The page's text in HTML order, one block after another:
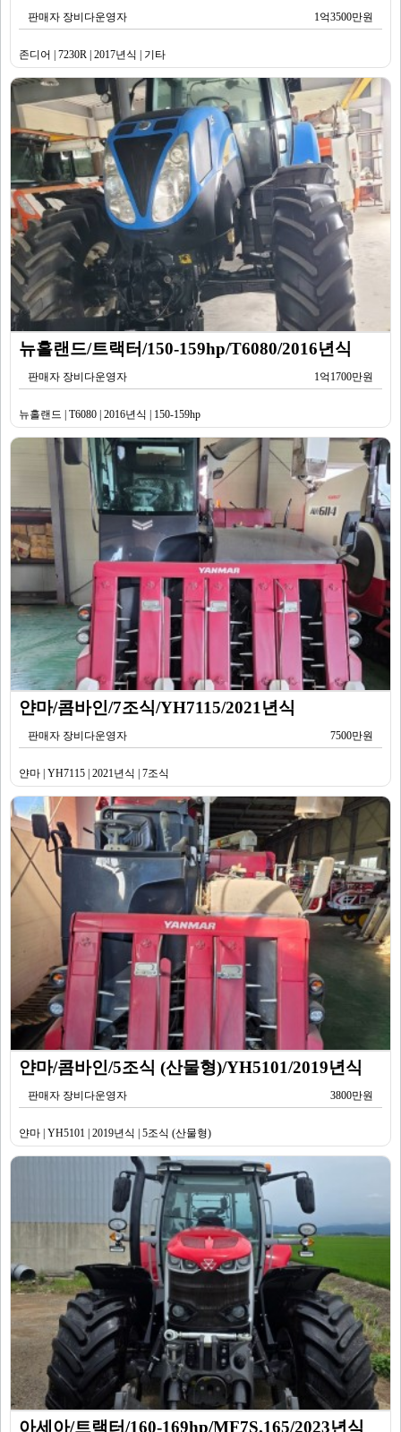
판매자 장비다운영자 1억3500만원
존디어 | 7230R | 2017년식 | 기타
뉴홀랜드/트랙터/150-159hp/T6080/2016년식
판매자 장비다운영자 1억1700만원
뉴홀랜드 | T6080 | 2016년식 | 150-159hp
얀마/콤바인/7조식/YH7115/2021년식
판매자 장비다운영자 7500만원
얀마 | YH7115 | 2021년식 | 7조식
얀마/콤바인/5조식 (산물형)/YH5101/2019년식
판매자 장비다운영자 3800만원
얀마 | YH5101 | 2019년식 | 5조식 (산물형)
아세아/트랙터/160-169hp/MF7S.165/2023년식